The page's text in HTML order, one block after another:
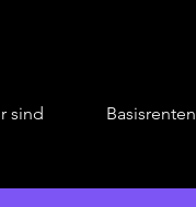
sind Basisrenten